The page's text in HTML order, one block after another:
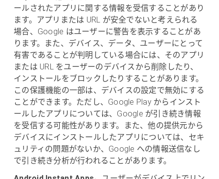
ールされたアプリに関する情報を受信することがあり
ます。アプリまたは URL が安全でないと考えられる
場合、Google はユーザーに警告を表示することがあ
ります。また、デバイス、データ、ユーザーにとって
有害であることが判明している場合には、そのアプリ
または URL をユーザーのデバイスから削除したり、
インストールをブロックしたりすることがあります。
この保護機能の一部は、デバイスの設定で無効にする
ことができます。ただし、Google Play からインスト
ールしたアプリについては、Google が引き続き情報
を受信する可能性があります。また、他の提供元から
デバイスにインストールしたアプリについては、セキ
ュリティの問題がないか、Google への情報送信なし
で引き続き分析が行われることがあります。